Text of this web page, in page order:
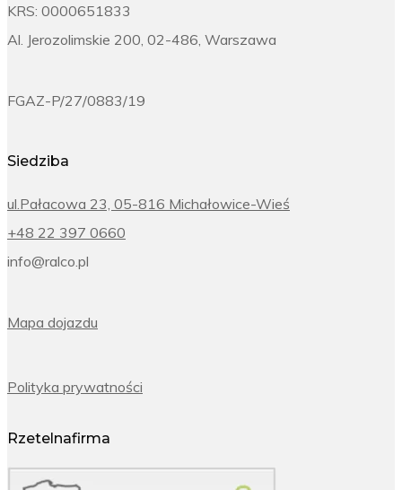
KRS: 0000651833
Al. Jerozolimskie 200, 02-486, Warszawa
FGAZ-P/27/0883/19
Siedziba
ul.Pałacowa 23, 05-816 Michałowice-Wieś
+48 22 397 0660
info@ralco.pl
Mapa dojazdu
Polityka prywatności
Rzetelnafirma